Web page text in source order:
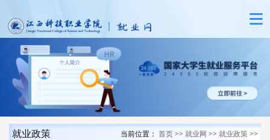
就业政策 当前位置：首页 >>就业网 >>就业政策 >>